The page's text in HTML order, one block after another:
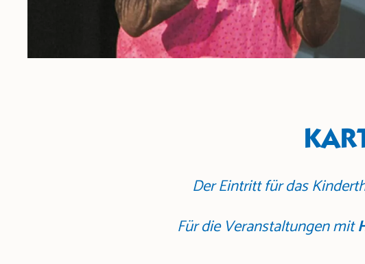
Der Eintritt für das
Für die Veranstaltungen mit